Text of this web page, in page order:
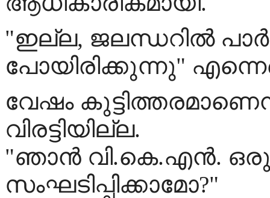
"ഇല്ല, ജലന്ധറില്‍
പോയിരിക്കുന്നു"
വേഷം
വിരട്ടിയില്ല.
"ഞാന്‍ വി.കെ.എന്‍.
സംഘടിപ്പിക്കാമോ?"